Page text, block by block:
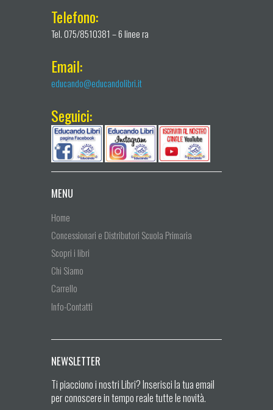
Telefono:
Tel. 075/8510381 – 6 linee ra
Email:
educando@educandolibri.it
Seguici:
MENU
Home
Concessionari e Distributori Scuola Primaria
Scopri i libri
Chi Siamo
Carrello
Info-Contatti
NEWSLETTER
Ti piacciono i nostri Libri? Inserisci la tua email
per conoscere in tempo reale tutte le novità.